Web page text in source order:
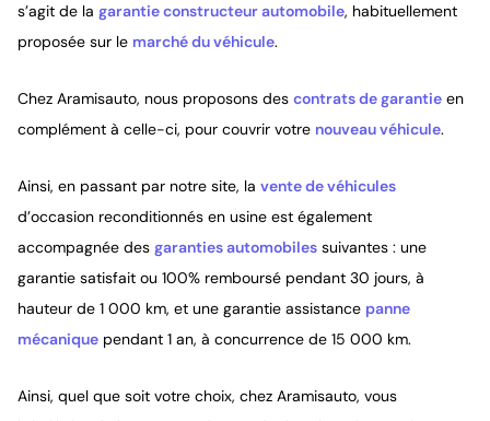
s’agit de la garantie constructeur automobile, habituellement
proposée sur le marché du véhicule.
Chez Aramisauto, nous proposons des contrats de garantie en
complément à celle-ci, pour couvrir votre nouveau véhicule.
Ainsi, en passant par notre site, la vente de véhicules
d’occasion reconditionnés en usine est également
accompagnée des garanties automobiles suivantes : une
garantie satisfait ou 100% remboursé pendant 30 jours, à
hauteur de 1 000 km, et une garantie assistance panne
mécanique pendant 1 an, à concurrence de 15 000 km.
Ainsi, quel que soit votre choix, chez Aramisauto, vous